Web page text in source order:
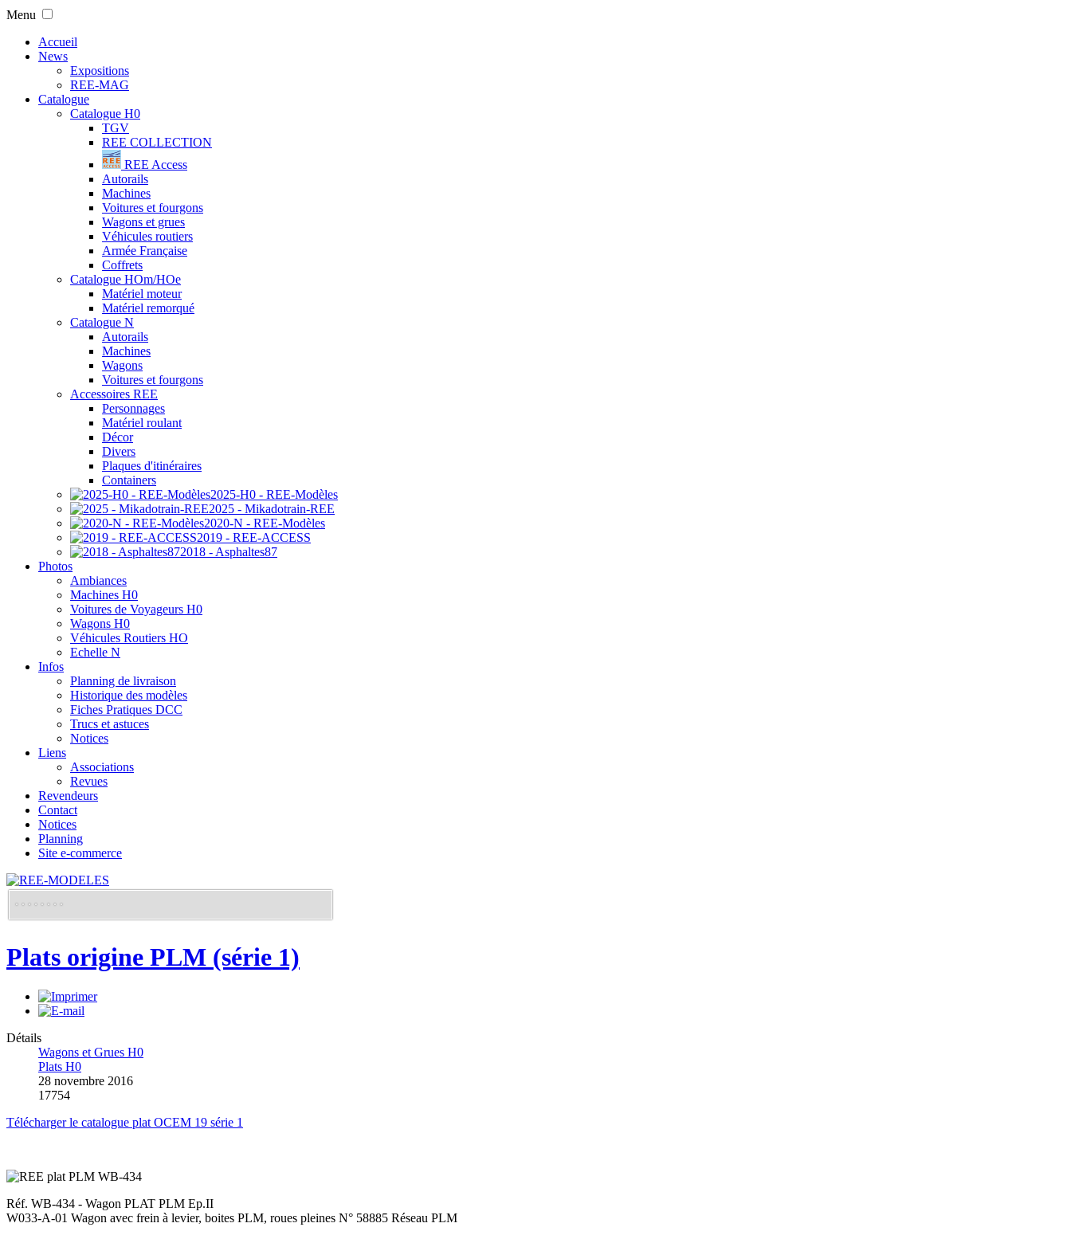
Menu
Accueil
News
Expositions
REE-MAG
Catalogue
Catalogue H0
TGV
REE COLLECTION
REE Access
Autorails
Machines
Voitures et fourgons
Wagons et grues
Véhicules routiers
Armée Française
Coffrets
Catalogue HOm/HOe
Matériel moteur
Matériel remorqué
Catalogue N
Autorails
Machines
Wagons
Voitures et fourgons
Accessoires REE
Personnages
Matériel roulant
Décor
Divers
Plaques d'itinéraires
Containers
2025-H0 - REE-Modèles
2025 - Mikadotrain-REE
2020-N - REE-Modèles
2019 - REE-ACCESS
2018 - Asphaltes87
Photos
Ambiances
Machines H0
Voitures de Voyageurs H0
Wagons H0
Véhicules Routiers HO
Echelle N
Infos
Planning de livraison
Historique des modèles
Fiches Pratiques DCC
Trucs et astuces
Notices
Liens
Associations
Revues
Revendeurs
Contact
Notices
Planning
Site e-commerce
Plats origine PLM (série 1)
Détails
Wagons et Grues H0
Plats H0
28 novembre 2016
17754
Télécharger le catalogue plat OCEM 19 série 1
Réf. WB-434 - Wagon PLAT PLM Ep.II
W033-A-01 Wagon avec frein à levier, boites PLM, roues pleines N° 58885 Réseau PLM